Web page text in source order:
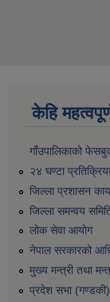
केहि
गाँउपालिकाको
२४ घण्टा
जिल्ला प्रशासन
जिल्ला समन्वय
लोक सेवा आयोग
नेपाल सरकारको
मुख्य मन्त्री तथा
प्रदेश सभा (गण्डकी)